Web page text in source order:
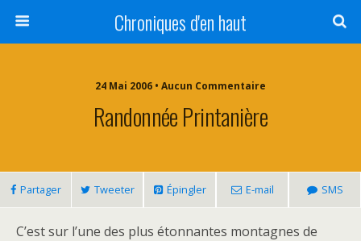
Chroniques d'en haut
24 Mai 2006 • Aucun Commentaire
Randonnée Printanière
Partager Tweeter Épingler E-mail SMS
C’est sur l’une des plus étonnantes montagnes de